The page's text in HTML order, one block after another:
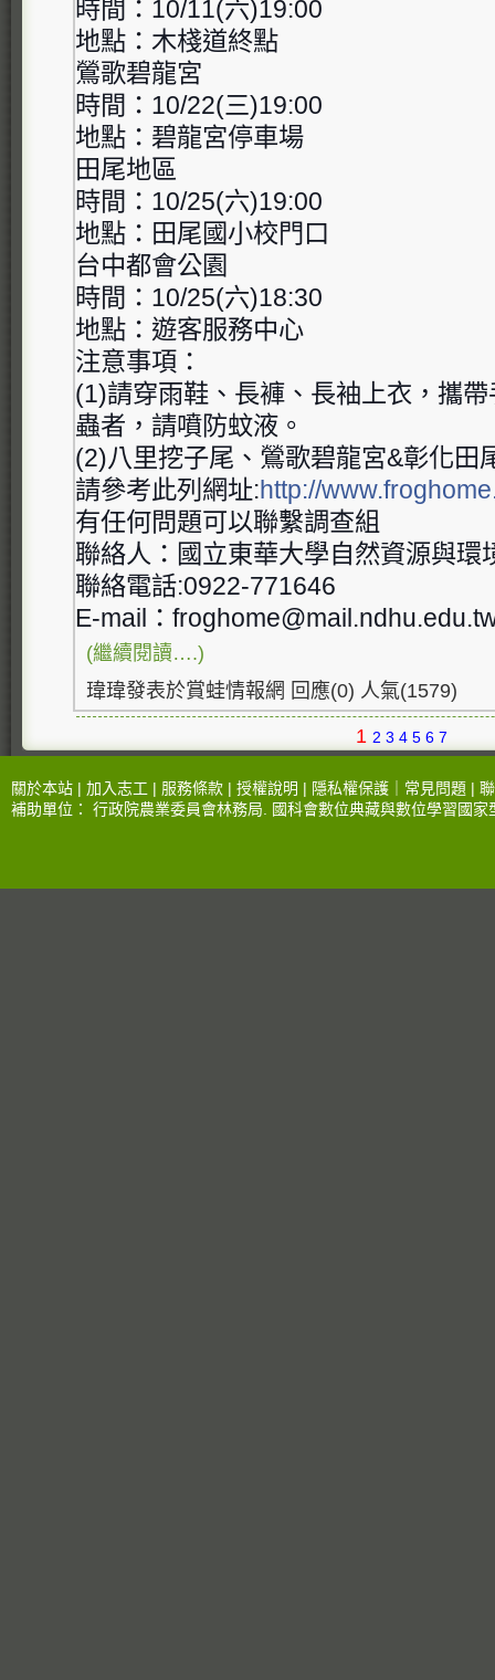
時間：10/11(六)19:00
地點：木棧道終點
鶯歌碧龍宮
時間：10/22(三)19:00
地點：碧龍宮停車場
田尾地區
時間：10/25(六)19:00
地點：田尾國小校門口
台中都會公園
時間：10/25(六)18:30
地點：遊客服務中心
注意事項：
(1)請穿雨鞋、長褲、長袖上衣，攜
蟲者，請噴防蚊液。
(2)八里挖子尾、鶯歌碧龍宮&彰化田
請參考此列網址:http://
有任何問題可以聯繫調查組
聯絡人：國立東華大學自然資源與環
聯絡電話:0922-771646
E-mail：
(繼續閱讀….)
瑋瑋發表於賞蛙情報網 回應(0) 人氣(1579)
1234567
關於本站 | 加入志工 | 服務條款 | 授權說明 | 隱私權保護 常見問題 |
補助單位： 行政院農業委員會林務局 國科會數位典藏與數位學習國家